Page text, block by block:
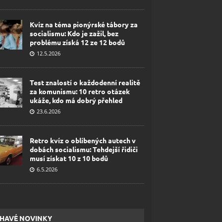
Kvíz na téma pionýrské tábory za
socialismu: Kdo je zažil, bez
problému získá 12 ze 12 bodů
12.5.2026
Test znalostí o každodenní realitě
za komunismu: 10 retro otázek
ukáže, kdo má dobrý přehled
23.6.2026
Retro kvíz o oblíbených autech v
dobách socialismu: Tehdejší řidiči
musí získat 10 z 10 bodů
6.5.2026
NOVINKY